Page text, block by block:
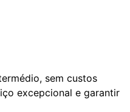
sem custos
excepcional e garantir